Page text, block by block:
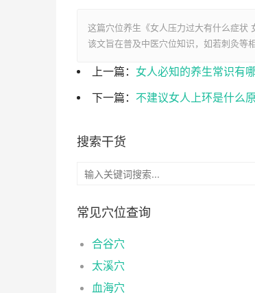
这篇穴位养生《女人压力过大有什么症状
该文旨在普及中医穴位知识，如若刺灸等
上一篇： 女人必知的养生常识有
下一篇： 不建议女人上环是什么
搜索干货
常见穴位查询
合谷穴
太溪穴
血海穴